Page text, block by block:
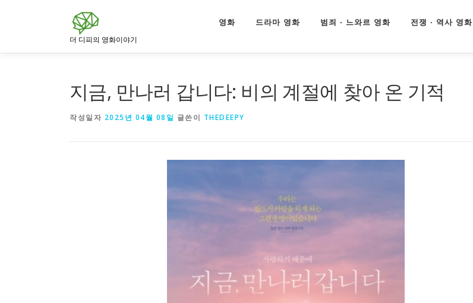
더 디피의 영화이야기
영화 드라마 영화 범죄 · 느와르 영화 전쟁 · 역사 영화
지금, 만나러 갑니다: 비의 계절에 찾아 온 기적
작성일자 2025년 04월 08일 글쓴이 THEDEEPY